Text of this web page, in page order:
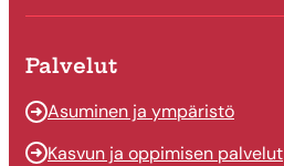
Palvelut
Asuminen ja ympäristö
Kasvun ja oppimisen palvelut